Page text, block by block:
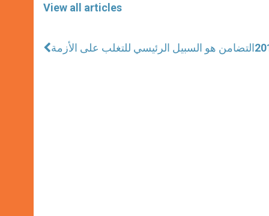
View all articles
التضامن هو السبيل الرئيسي للتغلب على الأزمة